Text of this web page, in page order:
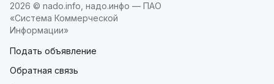
2026 © nado.info, надо.инфо — ПАО
«Система Коммерческой
Информации»
Подать объявление
Обратная связь